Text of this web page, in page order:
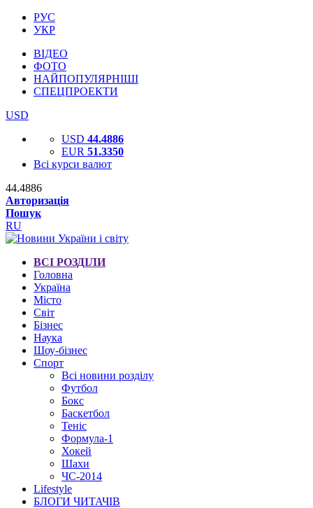
РУС
УКР
ВІДЕО
ФОТО
НАЙПОПУЛЯРНІШІ
СПЕЦПРОЕКТИ
USD
USD 44.4886
EUR 51.3350
Всі курси валют
44.4886
Авторизація
Пошук
RU
ВСІ РОЗДІЛИ
Головна
Україна
Місто
Світ
Бізнес
Наука
Шоу-бізнес
Спорт
Всі новини розділу
Футбол
Бокс
Баскетбол
Теніс
Формула-1
Хокей
Шахи
ЧС-2014
Lifestyle
БЛОГИ ЧИТАЧІВ